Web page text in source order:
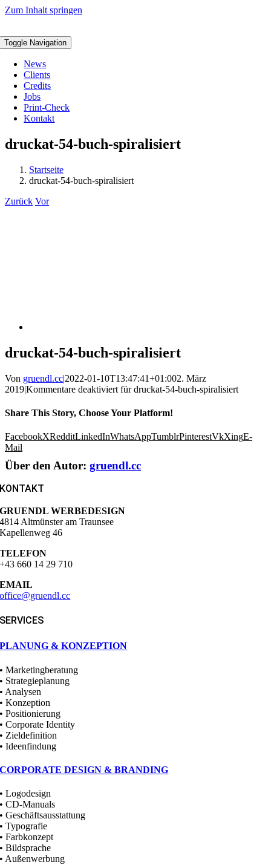
Zum Inhalt springen
Toggle Navigation
News
Clients
Credits
Jobs
Print-Check
Kontakt
druckat-54-buch-spiralisiert
Startseite
druckat-54-buch-spiralisiert
Zurück Vor
druckat-54-buch-spiralisiert
Von gruendl.cc|2022-01-10T13:47:41+01:002. März
2019|Kommentare deaktiviert für druckat-54-buch-spiralisiert
Share This Story, Choose Your Platform!
FacebookXRedditLinkedInWhatsAppTumblrPinterestVkXingE-
Mail
Über den Autor: gruendl.cc
KONTAKT
GRUENDL WERBEDESIGN
4814 Altmünster am Traunsee
Kapellenweg 46
TELEFON
+43 660 14 29 710
EMAIL
office@gruendl.cc
SERVICES
PLANUNG & KONZEPTION
• Marketingberatung
• Strategieplanung
• Analysen
• Konzeption
• Positionierung
• Corporate Identity
• Zieldefinition
• Ideenfindung
CORPORATE DESIGN & BRANDING
• Logodesign
• CD-Manuals
• Geschäftsausstattung
• Typografie
• Farbkonzept
• Bildsprache
• Außenwerbung